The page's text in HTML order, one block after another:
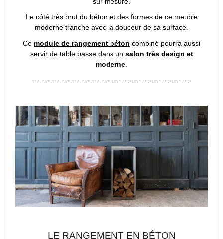
Le côté très brut du béton et des formes de ce meuble
moderne tranche avec la douceur de sa surface.
Ce module de rangement béton combiné pourra aussi
servir de table basse dans un salon très design et
moderne
----------------------------------------------------------------
LE RANGEMENT EN BÉTON